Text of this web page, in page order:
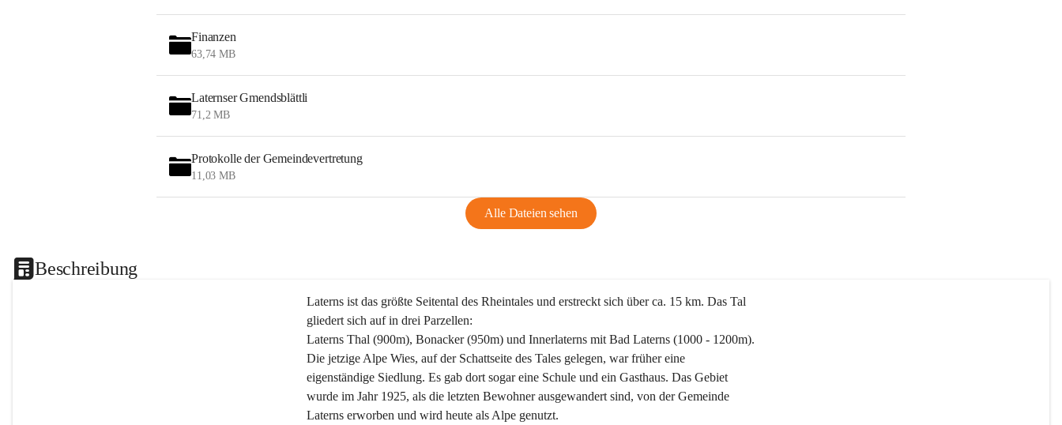
Finanzen
63,74 MB
Laternser Gmendsblättli
71,2 MB
Protokolle der Gemeindevertretung
11,03 MB
Alle Dateien sehen
Beschreibung
Laterns ist das größte Seitental des Rheintales und erstreckt sich über ca. 15 km. Das Tal
gliedert sich auf in drei Parzellen:
Laterns Thal (900m), Bonacker (950m) und Innerlaterns mit Bad Laterns (1000 - 1200m).
Die jetzige Alpe Wies, auf der Schattseite des Tales gelegen, war früher eine
eigenständige Siedlung. Es gab dort sogar eine Schule und ein Gasthaus. Das Gebiet
wurde im Jahr 1925, als die letzten Bewohner ausgewandert sind, von der Gemeinde
Laterns erworben und wird heute als Alpe genutzt.